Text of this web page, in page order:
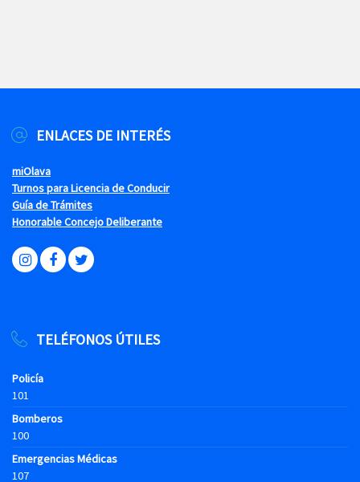
ENLACES DE INTERÉS
miOlava
Turnos para Licencia de Conducir
Guía de Trámites
Honorable Concejo Deliberante
TELÉFONOS ÚTILES
Policía
101
Bomberos
100
Emergencias Médicas
107